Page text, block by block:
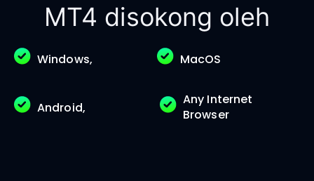
MT4 disokong oleh
Windows, MacOS
Android,
Any Internet
Browser